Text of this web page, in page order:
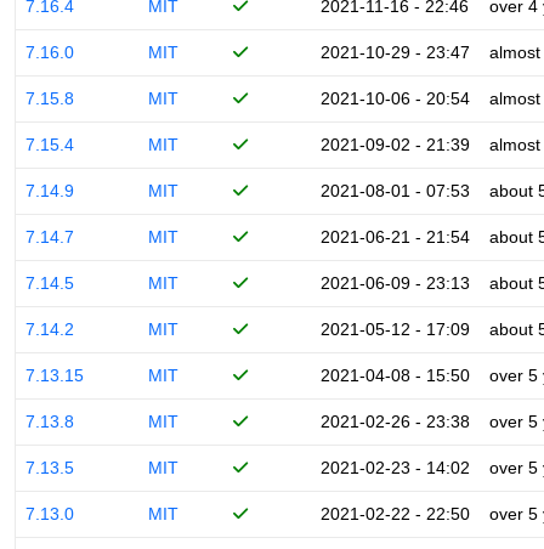
7.16.4 MIT 2021-11-16 - 22:46 over 4
7.16.0 MIT 2021-10-29 - 23:47
7.15.8 MIT 2021-10-06 - 20:54
7.15.4 MIT 2021-09-02 - 21:39
7.14.9 MIT 2021-08-01 - 07:53 about
7.14.7 MIT 2021-06-21 - 21:54 about
7.14.5 MIT 2021-06-09 - 23:13 about
7.14.2 MIT 2021-05-12 - 17:09 about
7.13.15 MIT 2021-04-08 - 15:50 over 5
7.13.8 MIT 2021-02-26 - 23:38 over 5
7.13.5 MIT 2021-02-23 - 14:02 over 5
7.13.0 MIT 2021-02-22 - 22:50 over 5